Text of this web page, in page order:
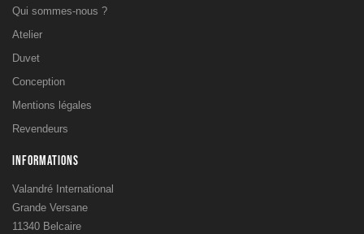
Qui sommes-nous ?
Atelier
Duvet
Conception
Mentions légales
Revendeurs
INFORMATIONS
Valandré International
Grande Versane
11340 Belcaire